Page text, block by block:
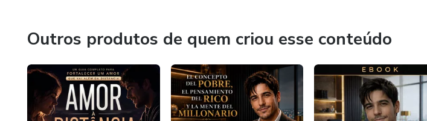
Outros produtos de quem criou esse conteúdo